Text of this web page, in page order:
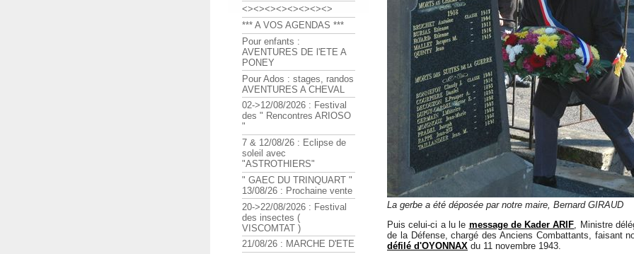
La gerbe a été déposée par notre maire, Bernard GIRAUD
Puis celui-ci a lu le message de Kader ARIF , Ministre
de la Défense, chargé des Anciens Combattants, faisant
défilé d'OYONNAX du 11 novembre 1943.
<><><><><><><><>
*** A VOS AGENDAS ***
Pour enfants :
AVENTURES DE l'ETE A
PONEY
Pour Ados : stages, randos
AVENTURES A CHEVAL
02->12/08/2026 : Festival
des " Rencontres ARIOSO
"
7 & 12/08/26 : Eclipse de
soleil avec
"ASTROTHIERS"
" GAEC DU TRINQUART "
13/08/26 : Prochaine vente
20->22/08/2026 : Festival
des insectes (
VISCOMTAT )
21/08/26 : MARCHE D'ETE